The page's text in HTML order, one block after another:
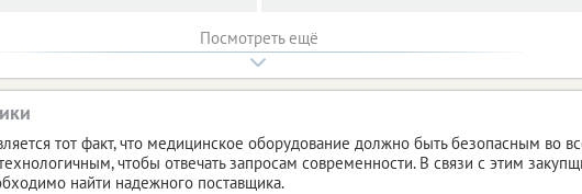
Посмотреть ещё
тот факт, что медицинское оборудование должно быть безопасным во
чтобы отвечать запросам современности. В связи с этим
найти надежного поставщика.